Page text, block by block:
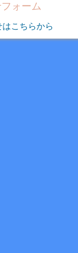
ォーム
こちらから